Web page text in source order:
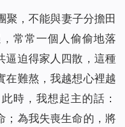
聚，不能與妻子分擔田
常常一個人偷偷地落
逼迫得家人四散，這種
在難熬，我越想心裡越
時，我想起主的話：
；為我失喪生命的，將